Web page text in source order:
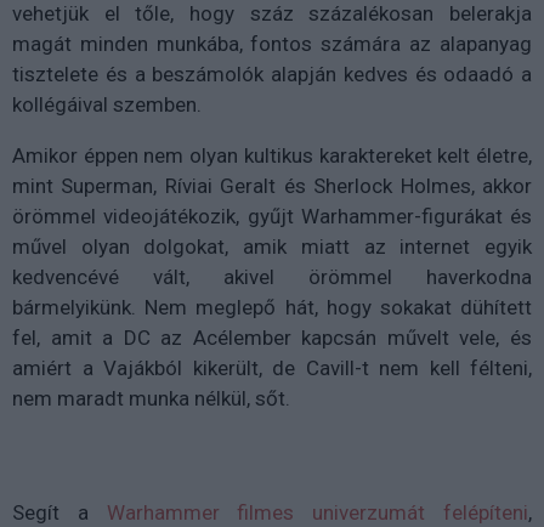
vehetjük el tőle, hogy száz százalékosan belerakja
magát minden munkába, fontos számára az alapanyag
tisztelete és a beszámolók alapján kedves és odaadó a
kollégáival szemben.
Amikor éppen nem olyan kultikus karaktereket kelt életre,
mint Superman, Ríviai Geralt és Sherlock Holmes, akkor
örömmel videojátékozik, gyűjt Warhammer-figurákat és
művel olyan dolgokat, amik miatt az internet egyik
kedvencévé vált, akivel örömmel haverkodna
bármelyikünk. Nem meglepő hát, hogy sokakat dühített
fel, amit a DC az Acélember kapcsán művelt vele, és
amiért a Vajákból kikerült, de Cavill-t nem kell félteni,
nem maradt munka nélkül, sőt.
Segít a Warhammer filmes univerzumát felépíteni,